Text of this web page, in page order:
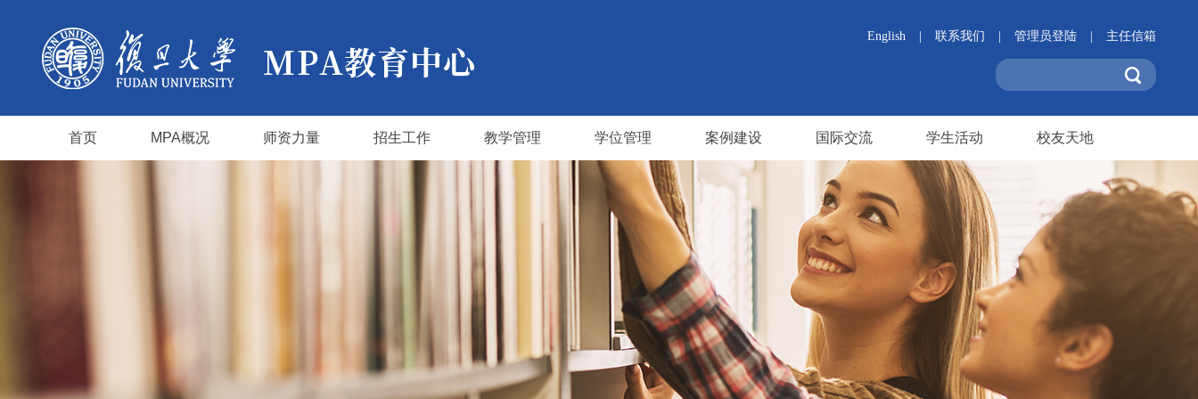
English 联系我们 管理员登陆 主任信箱
首页 MPA概况 师资力量 招生工作 教学管理 学位管理 案例建设 国际交流 学生活动 校友天地